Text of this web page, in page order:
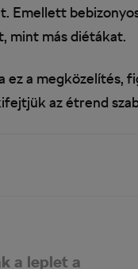
Emellett
mint más diétákat.
a megközelítés,
az étrend
a leplet a